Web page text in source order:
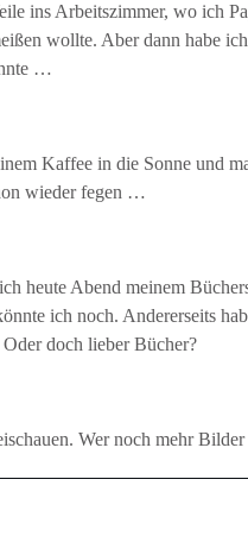
ins Arbeitszimmer, wo ich
wollte. Aber dann habe
…
Kaffee in die Sonne und
wieder fegen …
heute Abend meinem
ich noch. Andererseits
doch lieber Bücher?
Wer noch mehr